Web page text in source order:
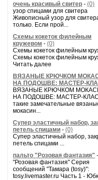
очень красивый свитер - (0)
узор спицами для свитера
Живописный узор для
только. Если прой...
Схемы кокеток филейным
кружевом - (0)
Схемы кокеток филейным
Схемы кокеток филейным
Читать далее
ВЯЗАНЫЕ КРЮЧКОМ
НА ПОДОШВЕ: МАСТЕР-
ВЯЗАНЫЕ КРЮЧКОМ
НА ПОДОШВЕ: МАСТЕР-
такие замечательные
мокасин...
Супер эластичный набор,
петель спицами - (0)
Супер эластичный набор,
петель спицами ...
пальто "Розовая фантазия" -
"Розовая фантазия" Серия
сообщений "Тамара (tosy)":
tosy.livemaster.ru Часть 1 -